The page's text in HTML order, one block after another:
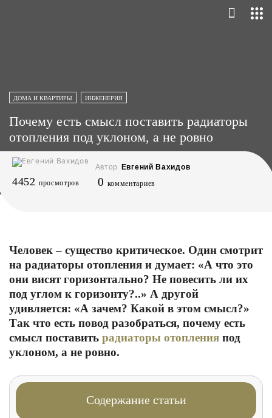
ДОМА И КВАРТИРЫ ИНЖЕНЕРИЯ
Почему есть смысл поставить радиаторы
отопления под уклоном, а не ровно
Автор Евгений Вахидов
4452 просмотров 0 комментариев
Человек – существо критическое. Один смотрит
на радиаторы отопления и думает: «А что это
они висят горизонтально? Не повесить ли их
под углом к горизонту?..» А другой
удивляется: «А зачем? Какой в этом смысл?»
Так что есть повод разобраться, почему есть
смысл поставить радиаторы отопления под
уклоном, а не ровно.
Содержание статьи